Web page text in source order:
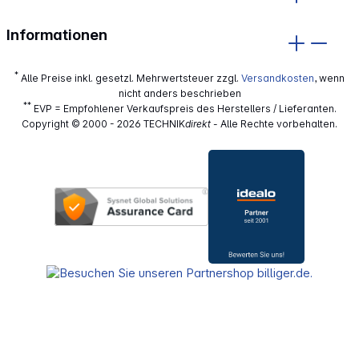
Informationen
* Alle Preise inkl. gesetzl. Mehrwertsteuer zzgl. Versandkosten, wenn
nicht anders beschrieben
**EVP = Empfohlener Verkaufspreis des Herstellers / Lieferanten.
Copyright © 2000 - 2026 TECHNIKdirekt - Alle Rechte vorbehalten.